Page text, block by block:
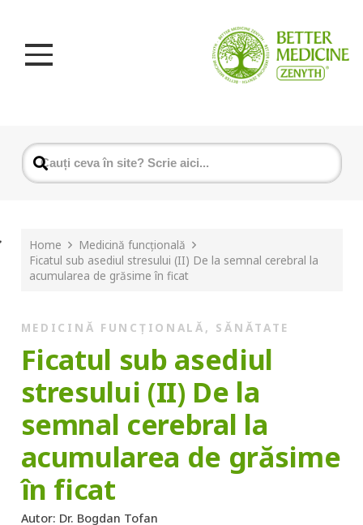
Home
Medicină funcțională
Ficatul sub asediul stresului (II) De la semnal cerebral la
acumularea de grăsime în ficat
MEDICINĂ FUNCȚIONALĂ , SĂNĂTATE
Ficatul sub asediul
stresului (II) De la
semnal cerebral la
acumularea de grăsime
în ficat
Autor: Dr. Bogdan Tofan